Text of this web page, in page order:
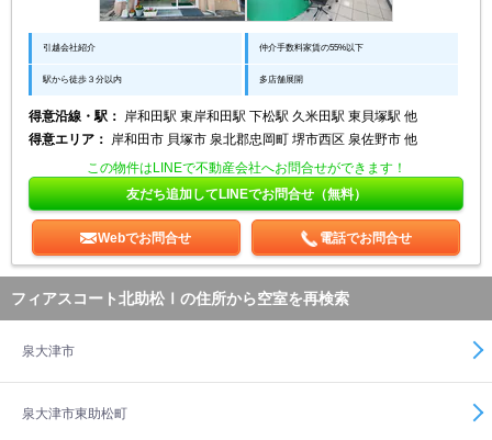
引越会社紹介 仲介手数料家賃の55%以下
駅から徒歩３分以内 多店舗展開
得意沿線・駅：
岸和田駅 東岸和田駅 下松駅 久米田駅 東貝塚駅 他
得意エリア：
岸和田市 貝塚市 泉北郡忠岡町 堺市西区 泉佐野市 他
この物件はLINEで不動産会社へお問合せができます！
友だち追加してLINEでお問合せ（無料）
Webでお問合せ 電話でお問合せ
フィアスコート北助松Ⅰの住所から空室を再検索
泉大津市
泉大津市東助松町